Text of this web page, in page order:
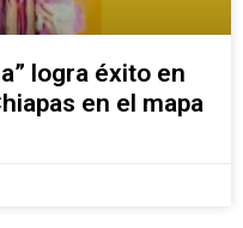
logra éxito en
en el mapa